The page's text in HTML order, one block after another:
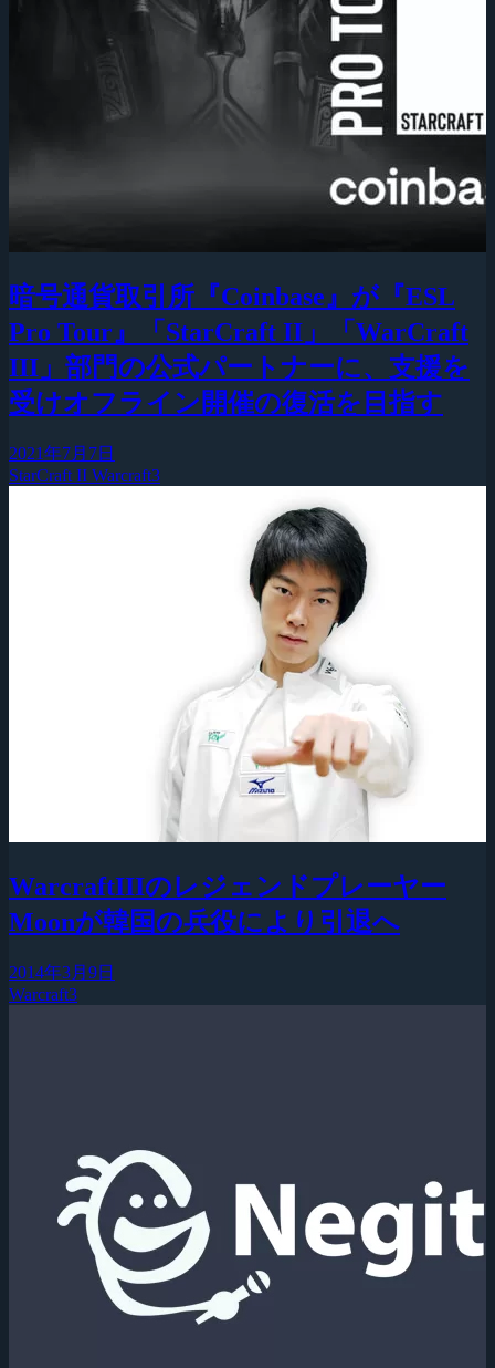
暗号通貨取引所『Coinbase』が『ESL
Pro Tour』「StarCraft II」「WarCraft
III」部門の公式パートナーに、支援を
受けオフライン開催の復活を目指す
2021年7月7日
StarCraft II Warcraft3
WarcraftIIIのレジェンドプレーヤー
Moonが韓国の兵役により引退へ
2014年3月9日
Warcraft3